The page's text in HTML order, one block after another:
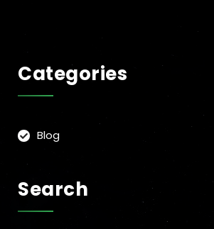
Categories
Blog
Search